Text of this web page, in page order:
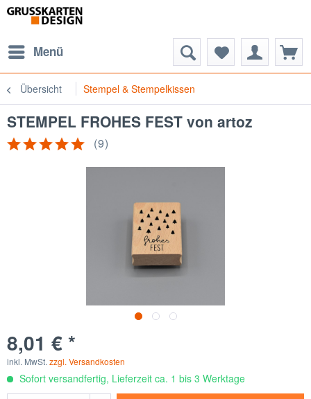
Menü
Übersicht Stempel & Stempelkissen
STEMPEL FROHES FEST von artoz
(9)
8,01 € *
inkl. MwSt. zzgl. Versandkosten
Sofort versandfertig, Lieferzeit ca. 1 bis 3 Werktage